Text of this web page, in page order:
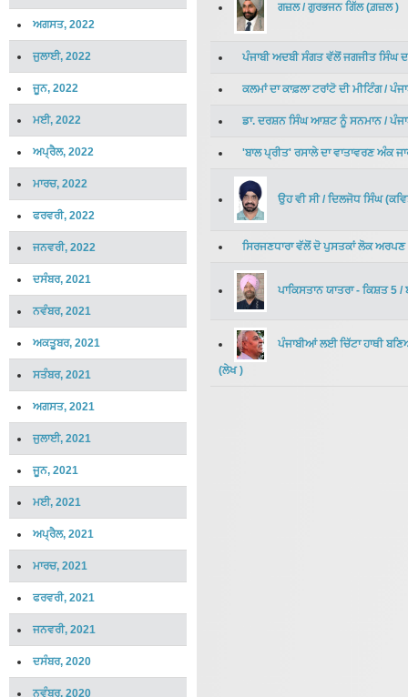
ਅਗਸਤ, 2022
ਜੁਲਾਈ, 2022
ਜੂਨ, 2022
ਮਈ, 2022
ਅਪ੍ਰੈਲ, 2022
ਮਾਰਚ, 2022
ਫਰਵਰੀ, 2022
ਜਨਵਰੀ, 2022
ਦਸੰਬਰ, 2021
ਨਵੰਬਰ, 2021
ਅਕਤੂਬਰ, 2021
ਸਤੰਬਰ, 2021
ਅਗਸਤ, 2021
ਜੁਲਾਈ, 2021
ਜੂਨ, 2021
ਮਈ, 2021
ਅਪ੍ਰੈਲ, 2021
ਮਾਰਚ, 2021
ਫਰਵਰੀ, 2021
ਜਨਵਰੀ, 2021
ਦਸੰਬਰ, 2020
ਨਵੰਬਰ, 2020
ਗਜ਼ਲ/ ਗੁਰਭਜਨ ਗਿੱਲ(ਗ਼ਜ਼ਲ)
ਪੰਜਾਬੀ ਅਦਬੀ ਸੰਗਤ ਵੱਲੋਂ ਜਗਜੀਤ ਸਿੰਘ
ਕਲਮਾਂ ਦਾ ਕਾਫ਼ਲਾ ਟਰਾਂਟੋ ਦੀ ਮੀਟਿੰਗ/
ਡਾ. ਦਰਸ਼ਨ ਸਿੰਘ ਆਸ਼ਟ ਨੂੰ ਸਨਮਾਨ/
'ਬਾਲ ਪ੍ਰੀਤ' ਰਸਾਲੇ ਦਾ ਵਾਤਾਵਰਣ ਅੰਕ
ਉਹ ਵੀ ਸੀ/ ਦਿਲਜੋਧ ਸਿੰਘ(
ਸਿਰਜਣਧਾਰਾ ਵੱਲੋਂ ਦੋ ਪੁਸਤਕਾਂ ਲੋਕ ਅਰਪਣ
ਪਾਕਿਸਤਾਨ ਯਾਤਰਾ - ਕਿਸ਼ਤ 5 /
ਪੰਜਾਬੀਆਂ ਲਈ ਚਿੱਟਾ ਹਾਥੀ
(ਲੇਖ)